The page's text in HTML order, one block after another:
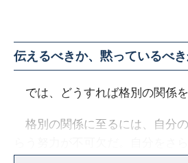
伝えるべきか、黙っているべ
では、どうすれば格別の関係を
格別の関係に至るには、自分